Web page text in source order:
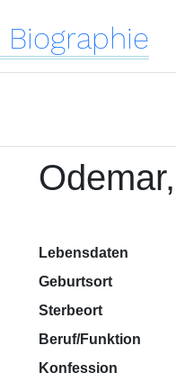
Biographie
Lebensdaten
Geburtsort
Sterbeort
Beruf/Funktion
Konfession